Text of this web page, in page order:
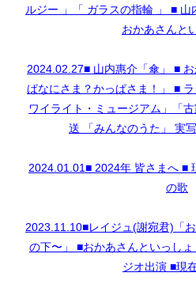
ルジー 」「 ガラスの指輪 」 ■
おかあさんと
2024.02.27■ 山内惠介「傘」 ■
ぱなにさま？かっぱさま！」 ■
ワイライト・ミュージアム」「
送 「みんなのうた」 実
2024.01.01■ 2024年 皆さまへ ■
の歌
2023.11.10■レイジュ(謝宛君)「
の下〜」 ■おかあさんといっし
ジオ出演 ■現